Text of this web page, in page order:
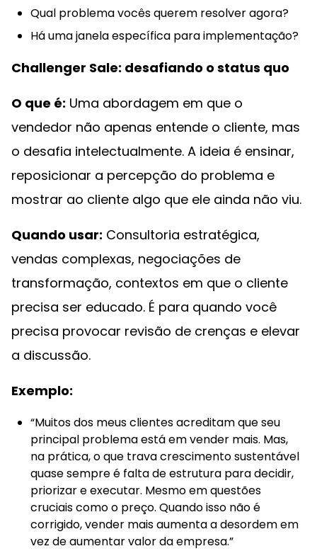
Qual problema vocês querem resolver agora?
Há uma janela específica para implementação?
Challenger Sale: desafiando o status quo
O que é: Uma abordagem em que o
vendedor não apenas entende o cliente, mas
o desafia intelectualmente. A ideia é ensinar,
reposicionar a percepção do problema e
mostrar ao cliente algo que ele ainda não viu.
Quando usar: Consultoria estratégica,
vendas complexas, negociações de
transformação, contextos em que o cliente
precisa ser educado. É para quando você
precisa provocar revisão de crenças e elevar
a discussão.
Exemplo:
“Muitos dos meus clientes acreditam que seu
principal problema está em vender mais. Mas,
na prática, o que trava crescimento sustentável
quase sempre é falta de estrutura para decidir,
priorizar e executar. Mesmo em questões
cruciais como o preço. Quando isso não é
corrigido, vender mais aumenta a desordem em
vez de aumentar valor da empresa.”